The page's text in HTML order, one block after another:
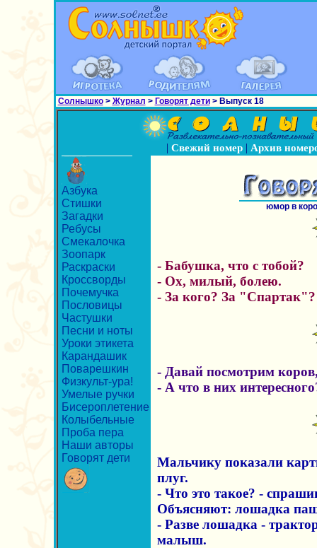
Солнышко> Журнал > Говорят дети> Выпуск 18
| Свежий номер| Архив
Азбука
Стишки
Загадки
Ребусы
Смекалочка
Зоопарк
Раскраски
Кроссворды
Почемучка
Пословицы
Частушки
Песни и ноты
Уроки этикета
Карандашик
Поварешкин
Физкульт-ура!
Умелые ручки
Бисероплетение
Колыбельные
Проба пера
Наши авторы
Говорят дети
юмор в
- Бабушка, что с тобой?
- Ох, милый, болею.
- За кого? За
- Давай посмотрим коров,
- А что в них
Мальчику показали
плуг.
- Что это такое? -
Объясняют: лошадка
- Разве лошадка -
малыш.